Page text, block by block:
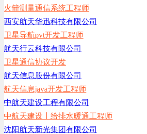
北京，机械加工，车工
曹女士
无 硕士
不限
祖女士
5年 本科
空乘职位
李先生
7年 大专
航空航天
大专
航空安全员，机务维修
火箭测量通信系统工程师
西安航天华迅科技有限公司
卫星导航pvt开发工程师
航天行云科技有限公司
卫星通信协议开发
航天信息股份有限公司
航天信息java开发工程师
中航天建设工程有限公司
中航天建设丨给排水暖通工程师
沈阳航天新光集团有限公司